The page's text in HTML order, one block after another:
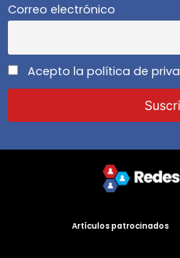
Correo electrónico
Acepto la política de
Artículos patrocinados